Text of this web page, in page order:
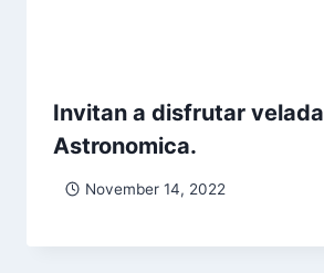
Invitan a disfrutar velada
Astronomica.
November 14, 2022